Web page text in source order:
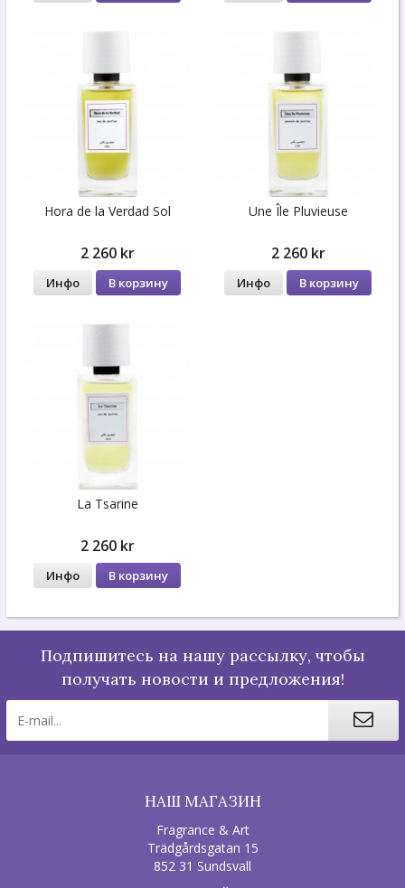
Hora de la Verdad Sol
2 260 kr
Инфо В корзину
Une Île Pluvieuse
2 260 kr
Инфо В корзину
La Tsarine
2 260 kr
Инфо В корзину
Подпишитесь на нашу рассылку, чтобы
получать новости и предложения!
НАШ МАГАЗИН
Fragrance & Art
Trädgårdsgatan 15
852 31 Sundsvall